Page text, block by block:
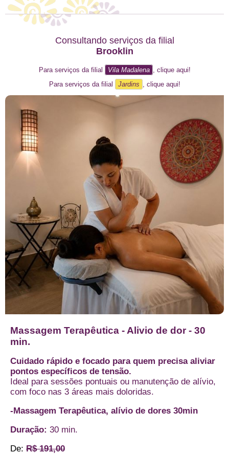
Consultando serviços da filial
Brooklin
Para serviços da filial Vila Madalena , clique aqui!
Para serviços da filial
Jardins , clique aqui!
Massagem Terapêutica - Alivio de dor - 30
min.
Cuidado rápido e focado para quem precisa aliviar
pontos específicos de tensão.
Ideal para sessões pontuais ou manutenção de alívio,
com foco nas 3 áreas mais doloridas.
-Massagem Terapêutica, alívio de dores 30min
Duração: 30 min.
De: R$ 191,00